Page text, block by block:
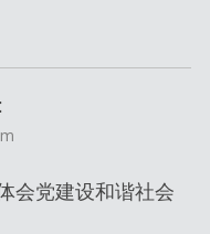
会党建设和谐社会